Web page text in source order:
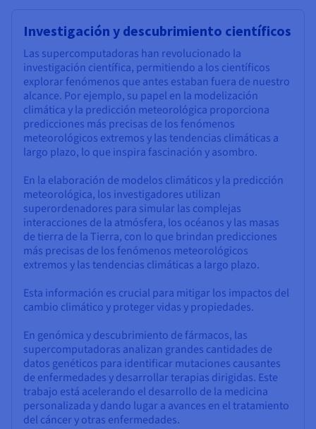
Investigación y descubrimiento científicos
Las supercomputadoras han revolucionado la
investigación científica, permitiendo a los científicos
explorar fenómenos que antes estaban fuera de nuestro
alcance. Por ejemplo, su papel en la modelización
climática y la predicción meteorológica proporciona
predicciones más precisas de los fenómenos
meteorológicos extremos y las tendencias climáticas a
largo plazo, lo que inspira fascinación y asombro.
En la elaboración de modelos climáticos y la predicción
meteorológica, los investigadores utilizan
superordenadores para simular las complejas
interacciones de la atmósfera, los océanos y las masas
de tierra de la Tierra, con lo que brindan predicciones
más precisas de los fenómenos meteorológicos
extremos y las tendencias climáticas a largo plazo.
Esta información es crucial para mitigar los impactos del
cambio climático y proteger vidas y propiedades.
En genómica y descubrimiento de fármacos, las
supercomputadoras analizan grandes cantidades de
datos genéticos para identificar mutaciones causantes
de enfermedades y desarrollar terapias dirigidas. Este
trabajo está acelerando el desarrollo de la medicina
personalizada y dando lugar a avances en el tratamiento
del cáncer y otras enfermedades.